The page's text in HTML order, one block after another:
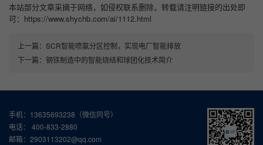
本站部分文章采摘于网络，如侵权联系删除，转载请注明链接的出处即
可：https://www.shychb.com/ai/1112.html
上一篇： SCR智能喷氨分区控制，实现电厂智能排放
下一篇： 钢铁制造中的智能烧结和球团化技术简介
手机：13635693238（微信同号）
电话： 400-833-2880
邮箱：2903113202@qq.com